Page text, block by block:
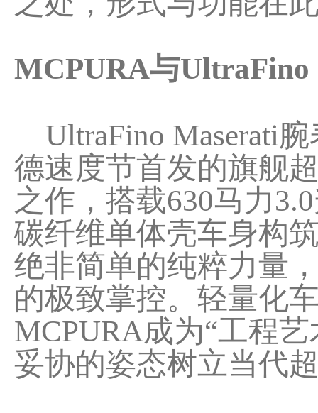
MCPURA与
UltraFino Maserati
德速度节首发的旗舰
之作，搭载630马力
碳纤维单体壳车身构
绝非简单的纯粹力量
的极致掌控。轻量化
MCPURA成为“工程
妥协的姿态树立当代